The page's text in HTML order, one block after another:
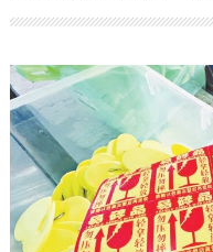
政务公开
市领导
政策兑现